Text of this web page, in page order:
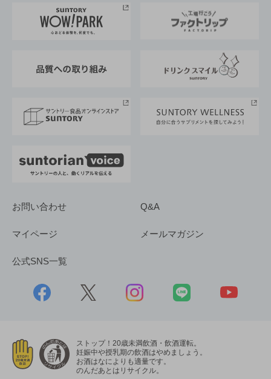
地域情報
サントリーサンバーズ大阪
サントリーが考えるサステナビリティ経営
企業概要
採用情報
お問い合わせ Q&A
マイページ メールマガジン
公式SNS一覧
ストップ！20歳未満飲酒・飲酒運転。
妊娠中や授乳期の飲酒はやめましょう。
お酒はなによりも適量です。
のんだあとはリサイクル。